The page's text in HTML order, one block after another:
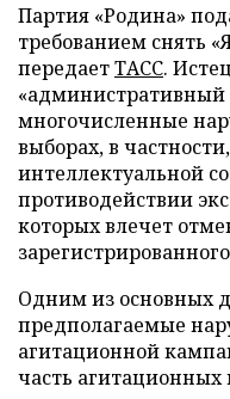
Партия «Родина»
требованием снять
передаетТАСС.
«административный
многочисленные
выборах, в
интеллектуальной
противодействии
которых влечет
Одним из основных
предполагаемые
агитационной
часть агитационных